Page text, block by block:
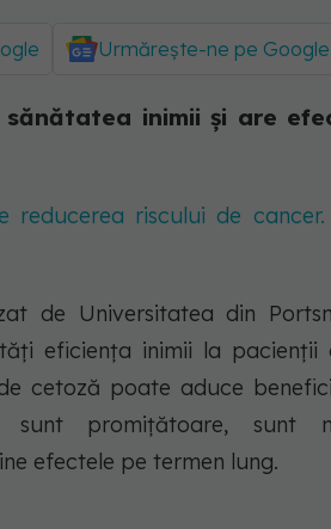
Urmărește-ne pe
inimii și are
reducerea riscului de
de Universitatea din
eficiența inimii la
cetoză poate aduce
sunt promițătoare, sunt
efectele pe termen lung.